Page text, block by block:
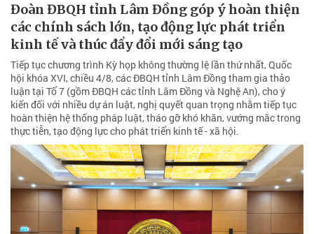
Đoàn ĐBQH tỉnh Lâm Đồng góp ý hoàn thiện
các chính sách lớn, tạo động lực phát triển
kinh tế và thúc đẩy đổi mới sáng tạo
Tiếp tục chương trình Kỳ họp không thường lệ lần thứ nhất, Quốc
hội khóa XVI, chiều 4/8, các ĐBQH tỉnh Lâm Đồng tham gia thảo
luận tại Tổ 7 (gồm ĐBQH các tỉnh Lâm Đồng và Nghệ An), cho ý
kiến đối với nhiều dự án luật, nghị quyết quan trọng nhằm tiếp tục
hoàn thiện hệ thống pháp luật, tháo gỡ khó khăn, vướng mắc trong
thực tiễn, tạo động lực cho phát triển kinh tế - xã hội.